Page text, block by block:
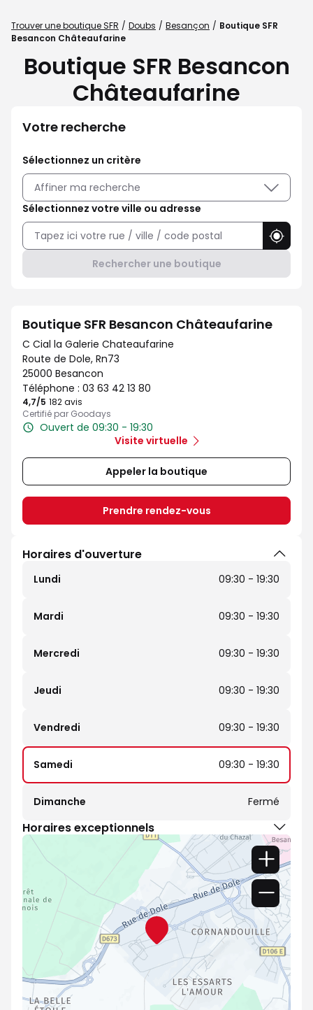
Trouver une boutique SFR Doubs Besançon
Boutique SFR
Besancon Châteaufarine
Boutique SFR Besancon
Châteaufarine
Votre recherche
Sélectionnez un critère
Affiner ma recherche
Sélectionnez votre ville ou adresse
Rechercher une boutique
Boutique SFR Besancon Châteaufarine
C Cial la Galerie Chateaufarine
Route de Dole, Rn73
25000 Besancon
Téléphone : 03 63 42 13 80
4,7/5 Note de 4.7 sur 5
182 avis
Certifié par Goodays
Ouvert de 09:30 - 19:30
Visite virtuelle
Appeler la boutique
Prendre rendez-vous
Horaires d'ouverture
Lundi 09:30 - 19:30
Mardi 09:30 - 19:30
Mercredi 09:30 - 19:30
Jeudi 09:30 - 19:30
Vendredi 09:30 - 19:30
Samedi 09:30 - 19:30
Dimanche Fermé
Horaires exceptionnels